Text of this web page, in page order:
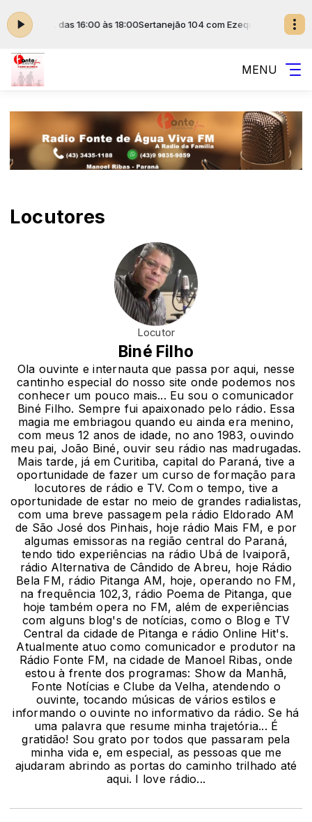
Jr. das 16:00 às 18:00Sertanejão 104 com Ezequiel Jr. das
MENU
Locutores
Locutor
Biné Filho
Ola ouvinte e internauta que passa por aqui, nesse
cantinho especial do nosso site onde podemos nos
conhecer um pouco mais... Eu sou o comunicador
Biné Filho. Sempre fui apaixonado pelo rádio. Essa
magia me embriagou quando eu ainda era menino,
com meus 12 anos de idade, no ano 1983, ouvindo
meu pai, João Biné, ouvir seu rádio nas madrugadas.
Mais tarde, já em Curitiba, capital do Paraná, tive a
oportunidade de fazer um curso de formação para
locutores de rádio e TV. Com o tempo, tive a
oportunidade de estar no meio de grandes radialistas,
com uma breve passagem pela rádio Eldorado AM
de São José dos Pinhais, hoje rádio Mais FM, e por
algumas emissoras na região central do Paraná,
tendo tido experiências na rádio Ubá de Ivaiporã,
rádio Alternativa de Cândido de Abreu, hoje Rádio
Bela FM, rádio Pitanga AM, hoje, operando no FM,
na frequência 102,3, rádio Poema de Pitanga, que
hoje também opera no FM, além de experiências
com alguns blog's de notícias, como o Blog e TV
Central da cidade de Pitanga e rádio Online Hit's.
Atualmente atuo como comunicador e produtor na
Rádio Fonte FM, na cidade de Manoel Ribas, onde
estou à frente dos programas: Show da Manhã,
Fonte Notícias e Clube da Velha, atendendo o
ouvinte, tocando músicas de vários estilos e
informando o ouvinte no informativo da rádio. Se há
uma palavra que resume minha trajetória... É
gratidão! Sou grato por todos que passaram pela
minha vida e, em especial, as pessoas que me
ajudaram abrindo as portas do caminho trilhado até
aqui. I love rádio...